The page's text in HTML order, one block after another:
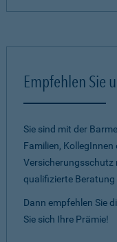
Empfehlen Sie
Sie sind mit der
Familien,
Versicherungsschutz
qualifizierte Beratung
Dann empfehlen Sie
Sie sich Ihre Prämie!